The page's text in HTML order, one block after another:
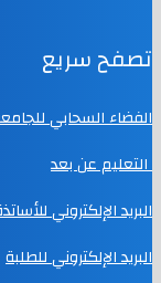
تصفح سريع
الفضاء السحابي
التعليم عن بعد
البريد الإلكتروني
البريد الإلكتروني للطلبة